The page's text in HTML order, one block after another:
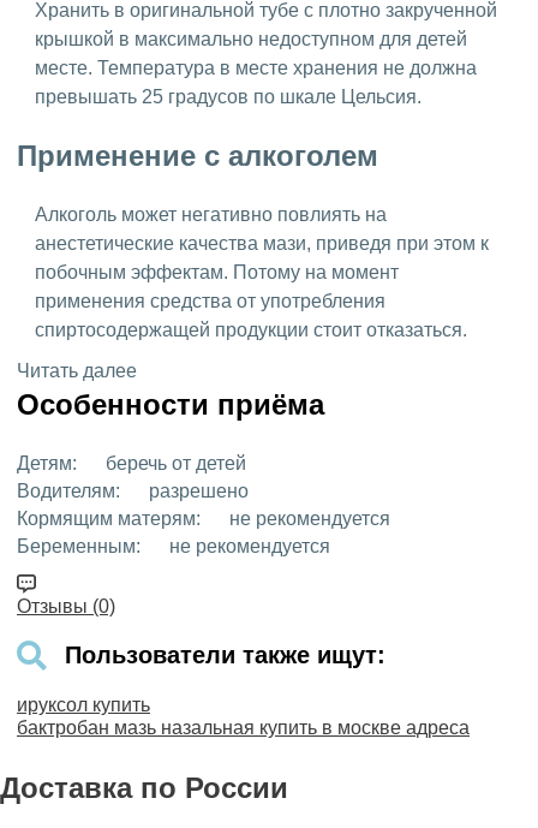
Хранить в оригинальной тубе с плотно закрученной
крышкой в максимально недоступном для детей
месте. Температура в месте хранения не должна
превышать 25 градусов по шкале Цельсия.
Применение с алкоголем
Алкоголь может негативно повлиять на
анестетические качества мази, приведя при этом к
побочным эффектам. Потому на момент
применения средства от употребления
спиртосодержащей продукции стоит отказаться.
Читать далее
Особенности приёма
Детям:
беречь от детей
Водителям:
разрешено
Кормящим матерям:
не рекомендуется
Беременным:
не рекомендуется
Отзывы (0)
Пользователи также ищут:
ируксол купить
бактробан мазь назальная купить в москве адреса
Доставка по России